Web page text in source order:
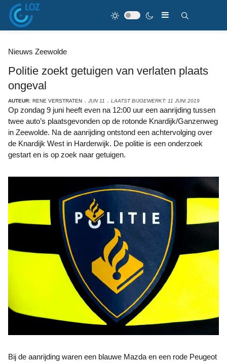
Nieuws Zeewolde
Politie zoekt getuigen van verlaten plaats
ongeval
AUTEUR: RENE VERSTRATEN JUN 11 LAATST BIJGEWERKT: 11 JUNI 2019
Op zondag 9 juni heeft even na 12:00 uur een aanrijding tussen
twee auto’s plaatsgevonden op de rotonde Knardijk/Ganzenweg
in Zeewolde. Na de aanrijding ontstond een achtervolging over
de Knardijk West in Harderwijk. De politie is een onderzoek
gestart en is op zoek naar getuigen.
Bij de aanrijding waren een blauwe Mazda en een rode Peugeot